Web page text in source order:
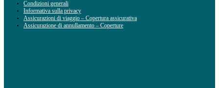
Condizioni generali
Informativa sulla privacy
Assicurazioni di viaggio – Copertura assicurativa
Assicurazione di annullamento – Coperture